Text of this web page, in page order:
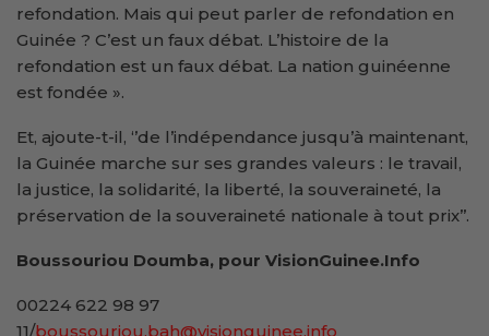
refondation. Mais qui peut parler de refondation en
Guinée ? C’est un faux débat. L’histoire de la
refondation est un faux débat. La nation guinéenne
est fondée ».
Et, ajoute-t-il, ‘’de l’indépendance jusqu’à maintenant,
la Guinée marche sur ses grandes valeurs : le travail,
la justice, la solidarité, la liberté, la souveraineté, la
préservation de la souveraineté nationale à tout prix’’.
Boussouriou Doumba, pour VisionGuinee.Info
00224 622 98 97
11/boussouriou.bah@visionguinee.info